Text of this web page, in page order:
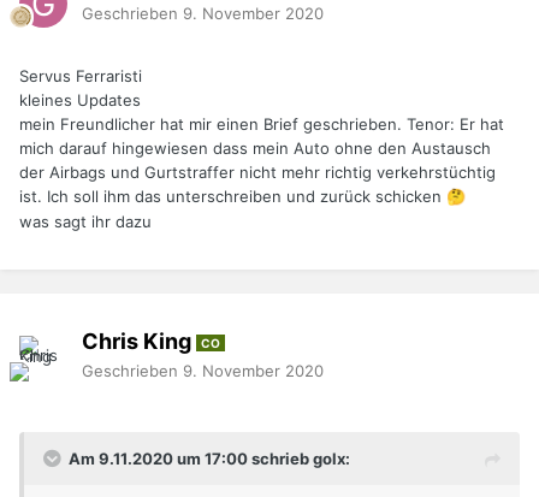
Geschrieben 9. November 2020
Servus Ferraristi
kleines Updates
mein Freundlicher hat mir einen Brief geschrieben. Tenor: Er hat
mich darauf hingewiesen dass mein Auto ohne den Austausch
der Airbags und Gurtstraffer nicht mehr richtig verkehrstüchtig
ist. Ich soll ihm das unterschreiben und zurück schicken 🤔
was sagt ihr dazu
Chris King CO
Geschrieben 9. November 2020
Am 9.11.2020 um 17:00 schrieb golx: